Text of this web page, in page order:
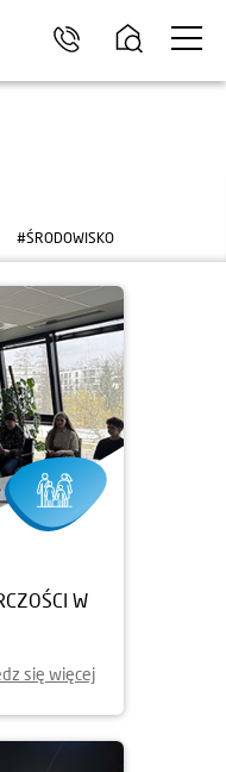
#ŚRODOWISKO
W
się więcej